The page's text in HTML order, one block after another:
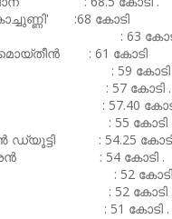
:68 കോടി
: 63 കോടി
മൊയ്തീൻ : 61 കോടി
59 കോടി
: 57 കോടി .
: 57.40
55 കോടി .
: 54.25
: 54 കോടി .
: 52 കോടി
: 52 കോടി .
: 51 കോടി .